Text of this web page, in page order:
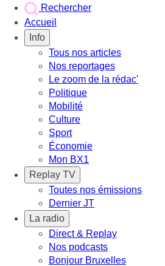
Rechercher
Accueil
Info
Tous nos articles
Nos reportages
Le zoom de la rédac'
Politique
Mobilité
Culture
Sport
Économie
Mon BX1
Replay TV
Toutes nos émissions
Dernier JT
La radio
Direct & Replay
Nos podcasts
Bonjour Bruxelles